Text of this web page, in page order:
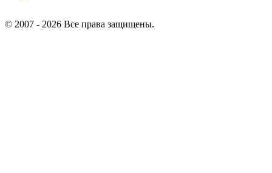
© 2007 - 2026 Все права защищены.